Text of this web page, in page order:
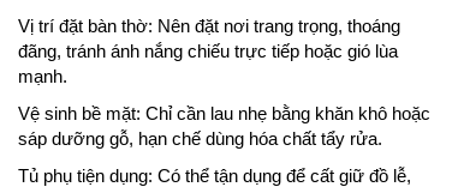
Vị trí đặt bàn thờ: Nên đặt nơi trang trọng, thoáng
đãng, tránh ánh nắng chiếu trực tiếp hoặc gió lùa
mạnh.
Vệ sinh bề mặt: Chỉ cần lau nhẹ bằng khăn khô hoặc
sáp dưỡng gỗ, hạn chế dùng hóa chất tẩy rửa.
Tủ phụ tiện dụng: Có thể tận dụng để cất giữ đồ lễ,